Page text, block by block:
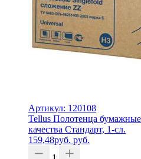
Артикул: 120108
Tellus Полотенца
качества Стандарт, 1-сл.
159,48руб. руб.